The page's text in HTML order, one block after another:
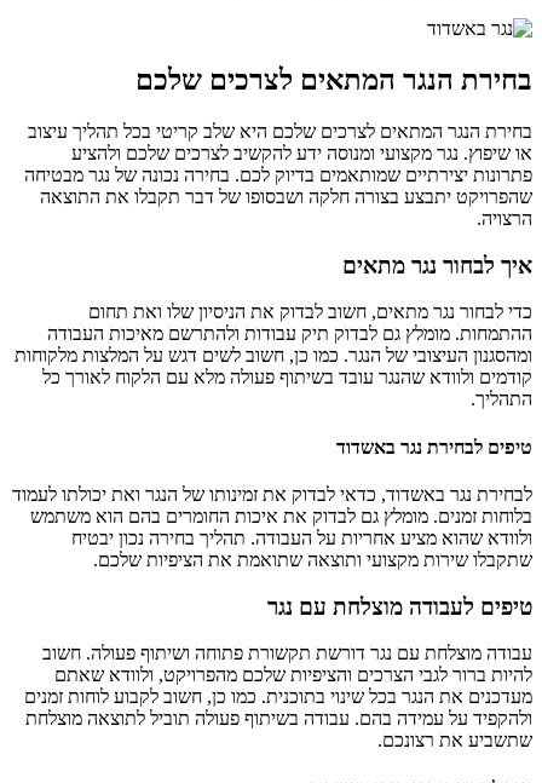
בחירת הנגר המתאים לצרכים שלכם
בחירת הנגר המתאים לצרכים שלכם היא שלב קריטי בכל תהליך עיצוב
או שיפוץ. נגר מקצועי ומנוסה ידע להקשיב לצרכים שלכם ולהציע
פתרונות יצירתיים שמותאמים בדיוק לכם. בחירה נכונה של נגר מבטיחה
שהפרויקט יתבצע בצורה חלקה ושבסופו של דבר תקבלו את התוצאה
הרצויה.
איך לבחור נגר מתאים
כדי לבחור נגר מתאים, חשוב לבדוק את הניסיון שלו ואת תחום
ההתמחות. מומלץ גם לבדוק תיק עבודות ולהתרשם מאיכות העבודה
ומהסגנון העיצובי של הנגר. כמו כן, חשוב לשים דגש על המלצות מלקוחות
קודמים ולוודא שהנגר עובד בשיתוף פעולה מלא עם הלקוח לאורך כל
התהליך.
טיפים לבחירת נגר באשדוד
לבחירת נגר באשדוד, כדאי לבדוק את זמינותו של הנגר ואת יכולתו לעמוד
בלוחות זמנים. מומלץ גם לבדוק את איכות החומרים בהם הוא משתמש
ולוודא שהוא מציע אחריות על העבודה. תהליך בחירה נכון יבטיח
שתקבלו שירות מקצועי ותוצאה שתואמת את הציפיות שלכם.
טיפים לעבודה מוצלחת עם נגר
עבודה מוצלחת עם נגר דורשת תקשורת פתוחה ושיתוף פעולה. חשוב
להיות ברור לגבי הצרכים והציפיות שלכם מהפרויקט, ולוודא שאתם
מעדכנים את הנגר בכל שינוי בתוכנית. כמו כן, חשוב לקבוע לוחות זמנים
ולהקפיד על עמידה בהם. עבודה בשיתוף פעולה תוביל לתוצאה מוצלחת
שתשביע את רצונכם.